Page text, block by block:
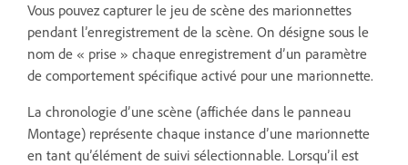
Vous pouvez capturer le jeu de scène des marionnettes
pendant l’enregistrement de la scène. On désigne sous le
nom de « prise » chaque enregistrement d’un paramètre
de comportement spécifique activé pour une marionnette.
La chronologie d’une scène (affichée dans le panneau
Montage) représente chaque instance d’une marionnette
en tant qu’élément de suivi sélectionnable. Lorsqu’il est